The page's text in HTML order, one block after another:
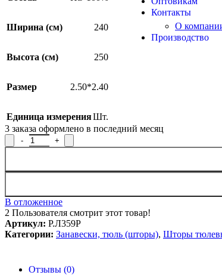
Контакты
О
Производство
Ширина (см) 240
Высота (см) 250
Размер 2.50*2.40
Единица измеренияШт.
3 заказа оформлено в последний месяц
Количество товара Штора Р.Л359Р, 250x240см
В отложенное
2 Пользователя смотрит этот товар!
Артикул: Р.Л359Р
Категории: Занавески, тюль (шторы), Шторы
Отзывы (0)